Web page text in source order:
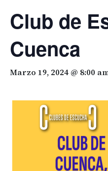
Club de
Cuenca
Marzo 19, 2024 @ 8:00